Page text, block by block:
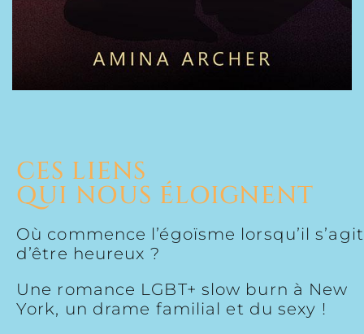
CES LIENS
QUI NOUS ÉLOIGNENT
Où commence l’égoïsme lorsqu’il s’agit
d’être heureux ?
Une romance LGBT+ slow burn à New
York, un drame familial et du sexy !